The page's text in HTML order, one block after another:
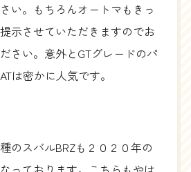
い。もちろんオートマもきっ
示させていただきますのでお
さい。意外とGTグレードのパ
は密かに人気です。
のスバルBRZも２０２０年の